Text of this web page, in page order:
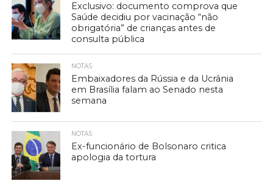
Exclusivo: documento comprova que
Saúde decidiu por vacinação “não
obrigatória” de crianças antes de
consulta pública
NOTAS
Embaixadores da Rússia e da Ucrânia
em Brasília falam ao Senado nesta
semana
NOTAS
Ex-funcionário de Bolsonaro critica
apologia da tortura